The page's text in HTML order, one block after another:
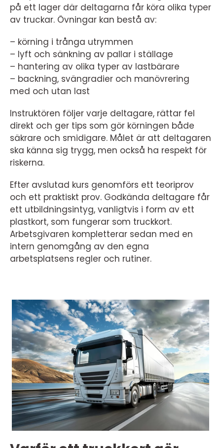
på ett lager där deltagarna får köra olika typer
av truckar. Övningar kan bestå av:
– körning i trånga utrymmen
– lyft och sänkning av pallar i ställage
– hantering av olika typer av lastbärare
– backning, svängradier och manövrering
med och utan last
Instruktören följer varje deltagare, rättar fel
direkt och ger tips som gör körningen både
säkrare och smidigare. Målet är att deltagaren
ska känna sig trygg, men också ha respekt för
riskerna.
Efter avslutad kurs genomförs ett teoriprov
och ett praktiskt prov. Godkända deltagare får
ett utbildningsintyg, vanligtvis i form av ett
plastkort, som fungerar som truckkort.
Arbetsgivaren kompletterar sedan med en
intern genomgång av den egna
arbetsplatsens regler och rutiner.